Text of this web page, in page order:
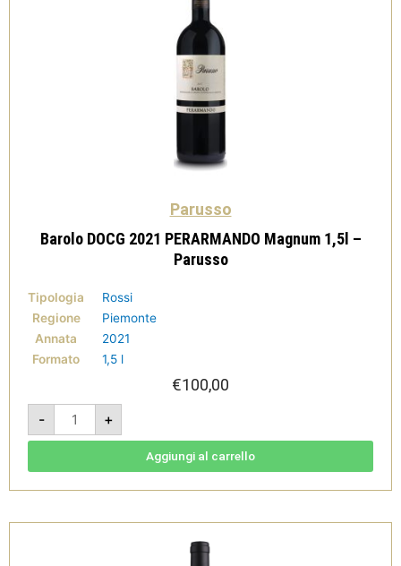
Parusso
Barolo DOCG 2021 PERARMANDO Magnum 1,5l –
Parusso
Tipologia
Rossi
Regione
Piemonte
Annata
2021
Formato
1,5 l
€100,00
-
Barolo
DOCG
2021
PERARMANDO
Parusso
+
Aggiungi al carrello